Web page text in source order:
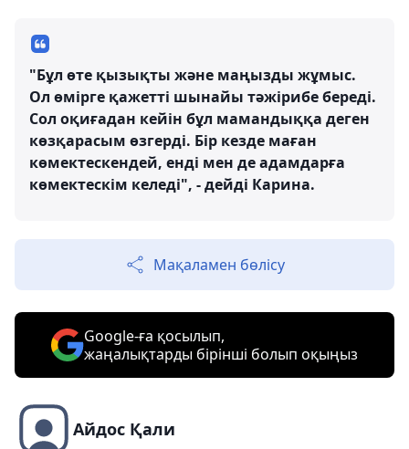
"Бұл өте қызықты және маңызды жұмыс.
Ол өмірге қажетті шынайы тәжірибе береді.
Сол оқиғадан кейін бұл мамандыққа деген
көзқарасым өзгерді. Бір кезде маған
көмектескендей, енді мен де адамдарға
көмектескім келеді", - дейді Карина.
Мақаламен бөлісу
Google-ға қосылып,
жаңалықтарды бірінші болып оқыңыз
Айдос Қали